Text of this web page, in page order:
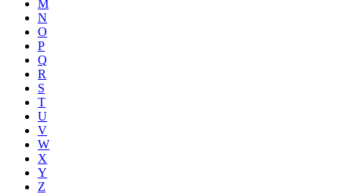
M
N
O
P
Q
R
S
T
U
V
W
X
Y
Z